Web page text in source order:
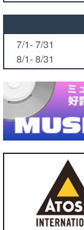
7/1- 7/31
8/1- 8/31